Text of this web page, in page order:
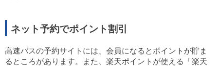
ネット予約でポイント割引
高速バスの予約サイトには、会員になるとポイントが貯ま
るところがあります。また、楽天ポイントが使える「楽天